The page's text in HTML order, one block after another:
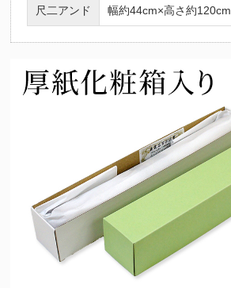
尺二アンド 幅約44cm×高さ約120cm